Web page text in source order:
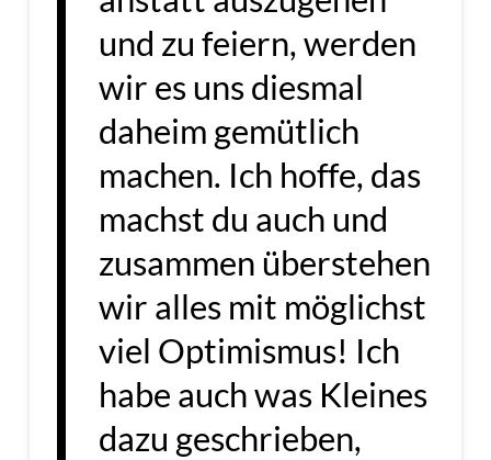
und zu feiern, werden
wir es uns diesmal
daheim gemütlich
machen. Ich hoffe, das
machst du auch und
zusammen überstehen
wir alles mit möglichst
viel Optimismus! Ich
habe auch was Kleines
dazu geschrieben,